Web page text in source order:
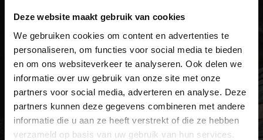
Deze website maakt gebruik van cookies
We gebruiken cookies om content en advertenties te
personaliseren, om functies voor social media te bieden
en om ons websiteverkeer te analyseren. Ook delen we
informatie over uw gebruik van onze site met onze
partners voor social media, adverteren en analyse. Deze
partners kunnen deze gegevens combineren met andere
informatie die u aan ze heeft verstrekt of die ze hebben
verzameld op basis van uw gebruik van hun services.
center
Beatrixweg 1,
8181 LC, Heerde
038 376 0185
info@barrelatelier.nl
Bekijk de openingstijden